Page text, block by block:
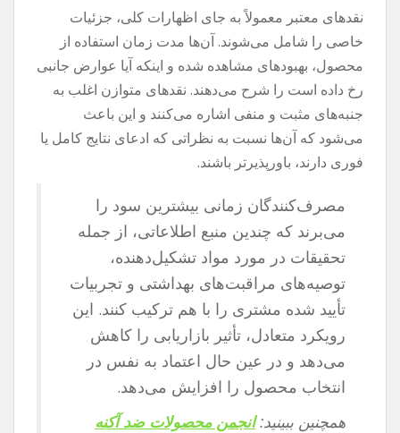
نقدهای معتبر معمولاً به جای اظهارات کلی، جزئیات
خاصی را شامل می‌شوند. آن‌ها مدت زمان استفاده از
محصول، بهبودهای مشاهده شده و اینکه آیا عوارض جانبی
رخ داده است را شرح می‌دهند. نقدهای متوازن اغلب به
جنبه‌های مثبت و منفی اشاره می‌کنند و این باعث
می‌شود که آن‌ها نسبت به نظراتی که ادعای نتایج کامل یا
فوری دارند، باورپذیرتر باشند.
مصرف‌کنندگان زمانی بیشترین سود را
می‌برند که چندین منبع اطلاعاتی، از جمله
تحقیقات در مورد مواد تشکیل‌دهنده،
توصیه‌های مراقبت‌های بهداشتی و تجربیات
تأیید شده مشتری را با هم ترکیب کنند. این
رویکرد متعادل، تأثیر بازاریابی را کاهش
می‌دهد و در عین حال اعتماد به نفس در
انتخاب محصول را افزایش می‌دهد.
همچنین ببینید:انجمن محصولات ضد آکنه